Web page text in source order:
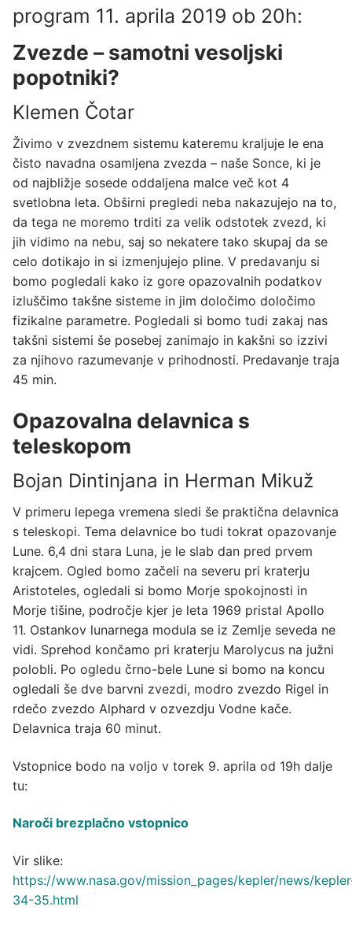
program 11. aprila 2019 ob 20h:
Zvezde – samotni vesoljski
popotniki?
Klemen Čotar
Živimo v zvezdnem sistemu kateremu kraljuje le ena
čisto navadna osamljena zvezda – naše Sonce, ki je
od najbližje sosede oddaljena malce več kot 4
svetlobna leta. Obširni pregledi neba nakazujejo na to,
da tega ne moremo trditi za velik odstotek zvezd, ki
jih vidimo na nebu, saj so nekatere tako skupaj da se
celo dotikajo in si izmenjujejo pline. V predavanju si
bomo pogledali kako iz gore opazovalnih podatkov
izluščimo takšne sisteme in jim določimo določimo
fizikalne parametre. Pogledali si bomo tudi zakaj nas
takšni sistemi še posebej zanimajo in kakšni so izzivi
za njihovo razumevanje v prihodnosti. Predavanje traja
45 min.
Opazovalna delavnica s
teleskopom
Bojan Dintinjana in Herman Mikuž
V primeru lepega vremena sledi še praktična delavnica
s teleskopi. Tema delavnice bo tudi tokrat opazovanje
Lune. 6,4 dni stara Luna, je le slab dan pred prvem
krajcem. Ogled bomo začeli na severu pri kraterju
Aristoteles, ogledali si bomo Morje spokojnosti in
Morje tišine, področje kjer je leta 1969 pristal Apollo
11. Ostankov lunarnega modula se iz Zemlje seveda ne
vidi. Sprehod končamo pri kraterju Marolycus na južni
polobli. Po ogledu črno-bele Lune si bomo na koncu
ogledali še dve barvni zvezdi, modro zvezdo Rigel in
rdečo zvezdo Alphard v ozvezdju Vodne kače.
Delavnica traja 60 minut.
Vstopnice bodo na voljo v torek 9. aprila od 19h dalje
tu:
Naroči brezplačno vstopnico
Vir slike:
https://www.nasa.gov/mission_pages/kepler/news/
34-35.html